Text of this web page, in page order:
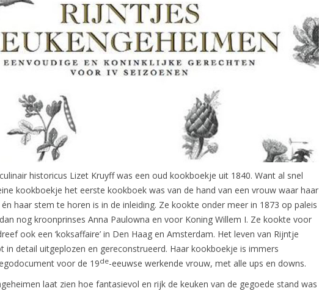
historicus Lizet Kruyff was een oud kookboekje uit 1840. Want al snel
kookboekje het eerste kookboek was van de hand van een vrouw waar haar
haar stem te horen is in de inleiding. Ze kookte onder meer in 1873 op paleis
nog kroonprinses Anna Paulowna en voor Koning Willem I. Ze kookte voor
ook een ‘koksaffaire’ in Den Haag en Amsterdam. Het leven van Rijntje
in detail uitgeplozen en gereconstrueerd. Haar kookboekje is immers
voor de 19de-eeuwse werkende vrouw, met alle ups en downs.
laat zien hoe fantasievol en rijk de keuken van de gegoede stand was